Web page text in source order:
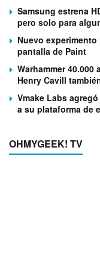
Samsung estrena
pero solo para
Nuevo experimento
pantalla de Paint
Warhammer
Henry Cavill
Vmake Labs
a su plataforma de
OHMYGEEK! TV